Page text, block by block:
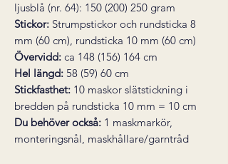
ljusblå (nr. 64): 150 (200) 250 gram
Stickor: Strumpstickor och rundsticka 8
mm (60 cm), rundsticka 10 mm (60 cm)
Övervidd: ca 148 (156) 164 cm
Hel längd: 58 (59) 60 cm
Stickfasthet: 10 maskor slätstickning i
bredden på rundsticka 10 mm = 10 cm
Du behöver också: 1 maskmarkör,
monteringsnål, maskhållare/garntråd